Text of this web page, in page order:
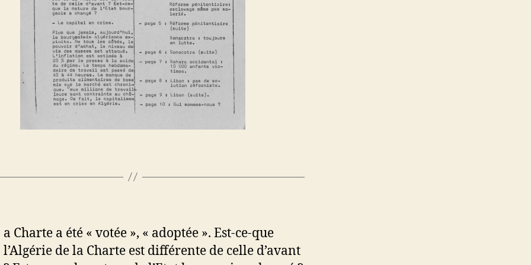
a Charte a été « votée », « adoptée ». Est-ce-que
l’Algérie de la Charte est différente de celle d’avant